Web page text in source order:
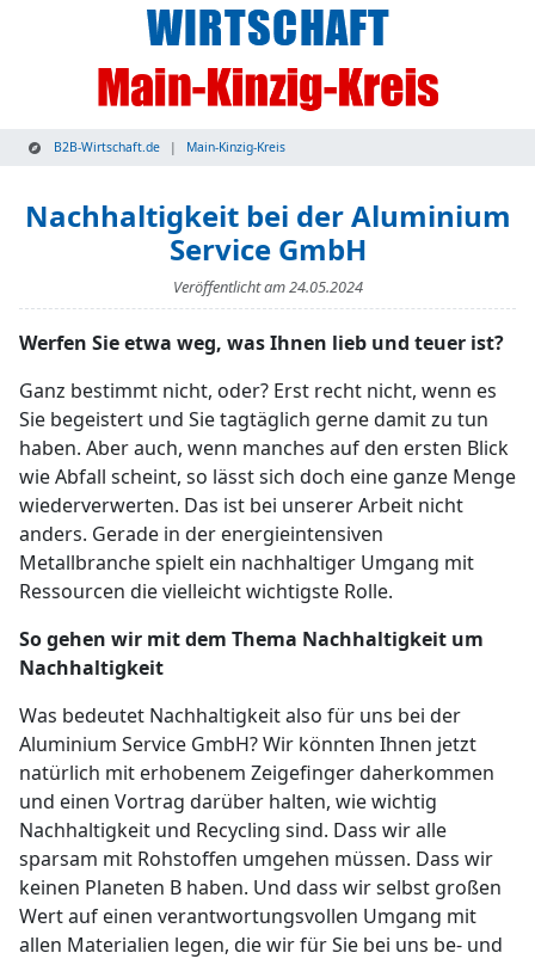
B2B-Wirtschaft.de Main-Kinzig-Kreis
Nachhaltigkeit bei der Aluminium
Service GmbH
Veröffentlicht am24.05.2024
Werfen Sie etwa weg, was Ihnen lieb und teuer ist?
Ganz bestimmt nicht, oder? Erst recht nicht, wenn es
Sie begeistert und Sie tagtäglich gerne damit zu tun
haben. Aber auch, wenn manches auf den ersten Blick
wie Abfall scheint, so lässt sich doch eine ganze Menge
wiederverwerten. Das ist bei unserer Arbeit nicht
anders. Gerade in der energieintensiven
Metallbranche spielt ein nachhaltiger Umgang mit
Ressourcen die vielleicht wichtigste Rolle.
So gehen wir mit dem Thema Nachhaltigkeit um
Nachhaltigkeit
Was bedeutet Nachhaltigkeit also für uns bei der
Aluminium Service GmbH? Wir könnten Ihnen jetzt
natürlich mit erhobenem Zeigefinger daherkommen
und einen Vortrag darüber halten, wie wichtig
Nachhaltigkeit und Recycling sind. Dass wir alle
sparsam mit Rohstoffen umgehen müssen. Dass wir
keinen Planeten B haben. Und dass wir selbst großen
Wert auf einen verantwortungsvollen Umgang mit
allen Materialien legen, die wir für Sie bei uns be- und